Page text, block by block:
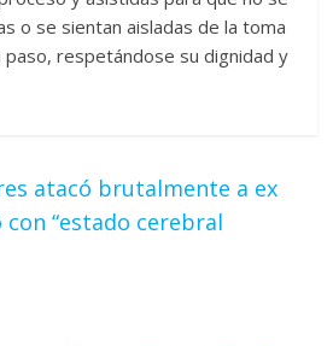
o se sientan aisladas de la toma
respetándose su dignidad y
atacó brutalmente a ex
“estado cerebral